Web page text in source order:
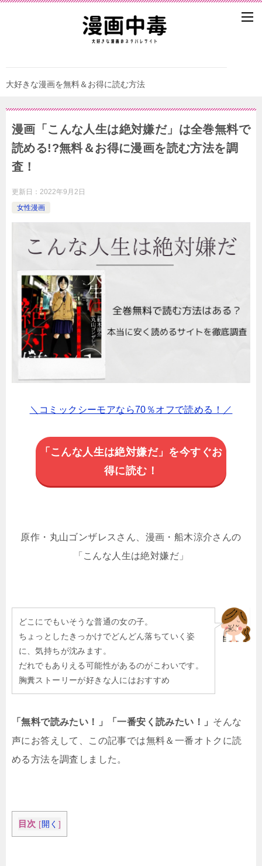
大好きな漫画を無料＆お得に読む方法
漫画「こんな人生は絶対嫌だ」は全巻無料で
読める!?無料＆お得に漫画を読む⽅法を調
査！
更新日： 2022年9月2日
女性漫画
＼コミックシーモアなら70％オフで読める！／
「こんな人生は絶対嫌だ」を今すぐお
得に読む！
原作・丸山ゴンザレスさん、漫画・船木涼介さんの
「こんな人生は絶対嫌だ」
どこにでもいそうな普通の女の子。
ちょっとしたきっかけでどんどん落ちていく姿
に、気持ちが沈みます。
だれでもありえる可能性があるのがこわいです。
胸糞ストーリーが好きな人にはおすすめ
「無料で読みたい！」「一番安く読みたい！」 そんな
声にお答えして、この記事では無料＆一番オトクに読
める方法を調査しました。
目次 [開く ]